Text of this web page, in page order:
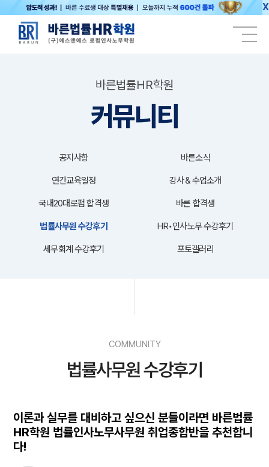
X
바른법률HR학원
커뮤니티
공지사항 바른소식
연간교육일정 강사＆수업소개
국내20대로펌 합격생 바른 합격생
법률사무원 수강후기 HR•인사노무 수강후기
세무회계 수강후기 포토갤러리
COMMUNITY
법률사무원 수강후기
이론과 실무를 대비하고 싶으신 분들이라면 바른법률
HR학원 법률인사노무사무원 취업종합반을 추천합니
다!